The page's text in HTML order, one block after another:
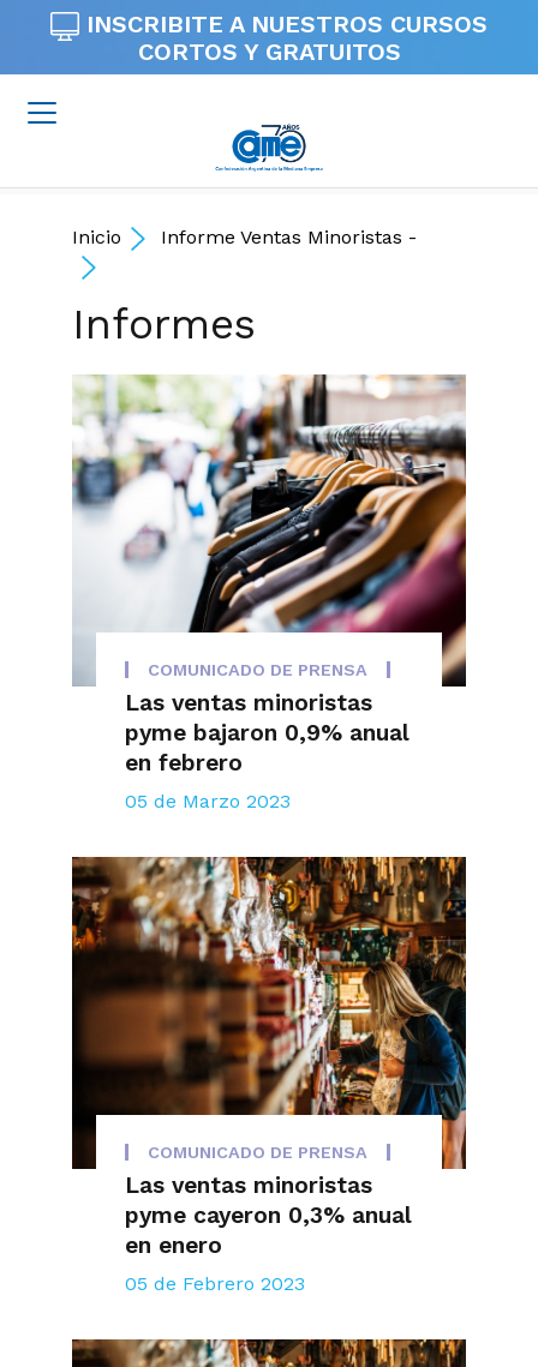
INSCRIBITE A NUESTROS CURSOS
CORTOS Y GRATUITOS
Inicio Informe Ventas Minoristas -
Informes
COMUNICADO DE PRENSA
Las ventas minoristas
pyme bajaron 0,9% anual
en febrero
05 de Marzo 2023
COMUNICADO DE PRENSA
Las ventas minoristas
pyme cayeron 0,3% anual
en enero
05 de Febrero 2023